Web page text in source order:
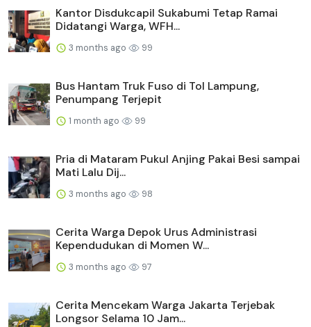
Kantor Disdukcapil Sukabumi Tetap Ramai
Didatangi Warga, WFH...
3 months ago 99
Bus Hantam Truk Fuso di Tol Lampung,
Penumpang Terjepit
1 month ago 99
Pria di Mataram Pukul Anjing Pakai Besi sampai
Mati Lalu Dij...
3 months ago 98
Cerita Warga Depok Urus Administrasi
Kependudukan di Momen W...
3 months ago 97
Cerita Mencekam Warga Jakarta Terjebak
Longsor Selama 10 Jam...